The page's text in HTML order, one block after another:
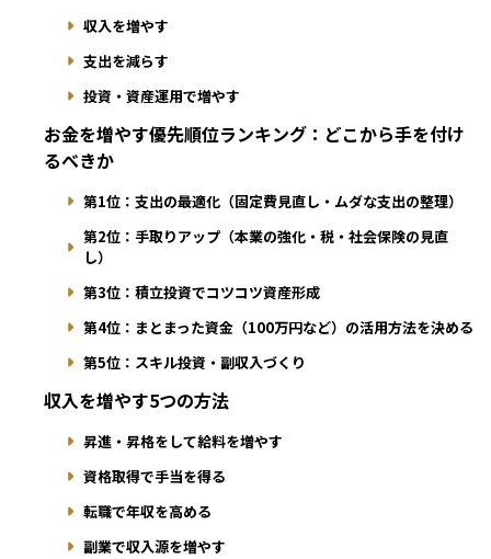
収入を増やす
支出を減らす
投資・資産運用で増やす
お金を増やす優先順位ランキング：どこから手を付け
るべきか
第1位：支出の最適化（固定費見直し・ムダな支出の整理）
第2位：手取りアップ（本業の強化・税・社会保険の見直
し）
第3位：積立投資でコツコツ資産形成
第4位：まとまった資金（100万円など）の活用方法を決める
第5位：スキル投資・副収入づくり
収入を増やす5つの方法
昇進・昇格をして給料を増やす
資格取得で手当を得る
転職で年収を高める
副業で収入源を増やす